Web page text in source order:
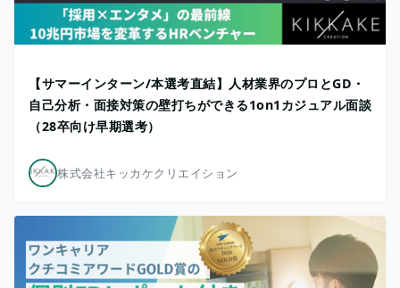
【サマーインターン/本選考直結】人材業界のプロとGD・
自己分析・面接対策の壁打ちができる1on1カジュアル面談
（28卒向け早期選考）
株式会社キッカケクリエイション